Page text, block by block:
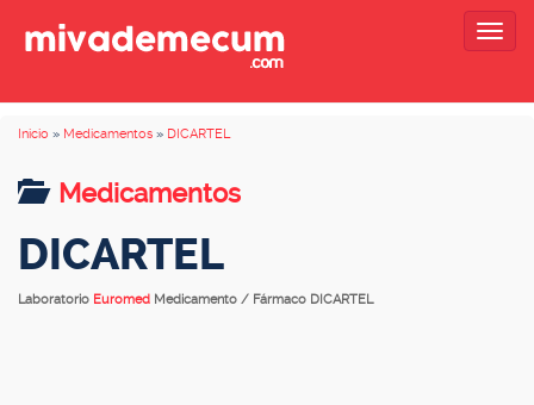
Inicio » Medicamentos » DICARTEL
Medicamentos
DICARTEL
Laboratorio Euromed Medicamento / Fármaco DICARTEL